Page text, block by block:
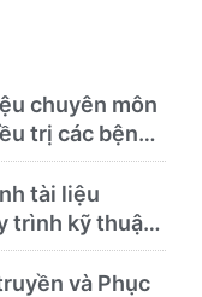
giá kèm theo)
chuyên môn
trị các bệnh
cổ truyền và
tài liệu
trình kỹ thuật
chương Điện
và Phục